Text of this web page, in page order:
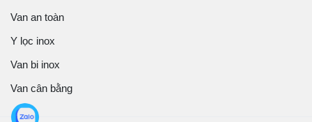
Van an toàn
Y lọc inox
Van bi inox
Van cân bằng